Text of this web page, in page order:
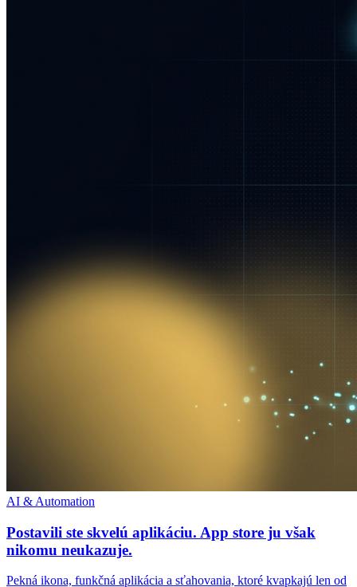
AI & Automation
Postavili ste skvelú aplikáciu. App store ju však
nikomu neukazuje.
Pekná ikona, funkčná aplikácia a sťahovania, ktoré kvapkajú len od